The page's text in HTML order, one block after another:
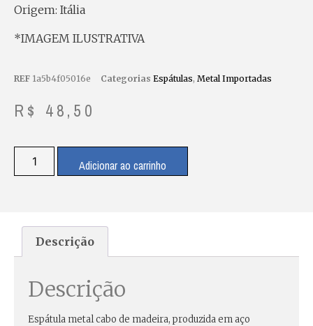
Origem: Itália
*IMAGEM ILUSTRATIVA
REF 1a5b4f05016e Categorias Espátulas, Metal Importadas
R$ 48,50
Adicionar ao carrinho
Descrição
Descrição
Espátula metal cabo de madeira, produzida em aço